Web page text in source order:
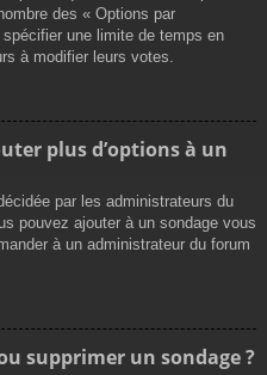
des « Options par
une limite de temps en
à modifier leurs votes.
plus d’options à un
par les administrateurs du
pouvez ajouter à un sondage vous
à un administrateur du forum
supprimer un sondage ?